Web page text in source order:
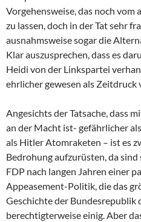
Vorgehensweise, das noch vom
zu lassen, doch in der Tat sehr
ausnahmsweise sogar die
Klar auszusprechen, dass es
Heidi von der Linkspartei
ehrlicher gewesen als Zeitdruck
Angesichts der Tatsache, dass
an der Macht ist- gefährlicher
als Hitler Atomraketen – ist es
Bedrohung aufzurüsten, da sind
FDP nach langen Jahren einer
Appeasement-Politik, die das
Geschichte der Bundesrepublik
berechtigterweise einig. Aber